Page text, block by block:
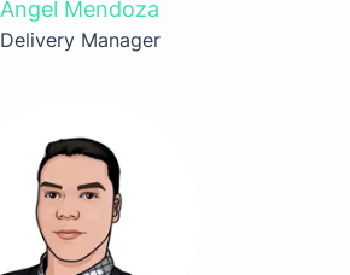
Angel Mendoza
Delivery Manager